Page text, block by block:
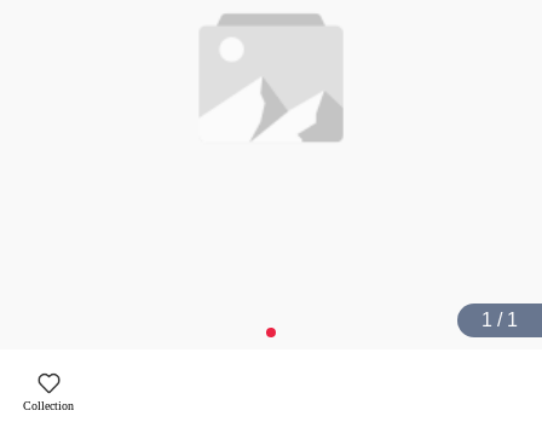
1 / 1
Collection